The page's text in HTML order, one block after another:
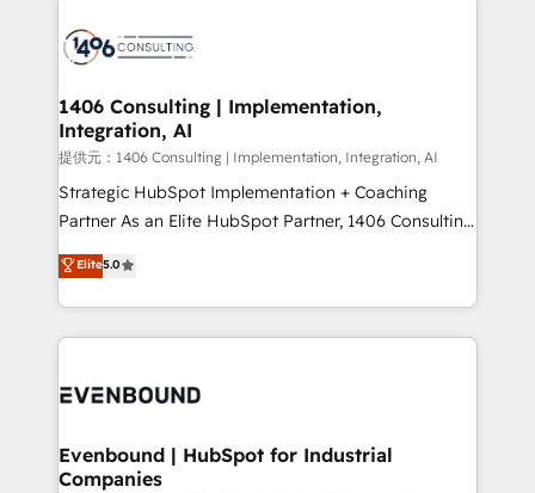
marketing automation to online and offline sales
allowing companies to optimize processes and meet
the needs of the customer. We are part of Impresoft
Group, a group of specialized and complementary
companies that divide their offer into 4
Competence Centers: Smart Manufacturing,
The synergies generated by these integrations,
together with the combination of talents, skills,
to accompany companies on their digital
1406 Consulting | Implementation,
Integration, AI
提供元：1406 Consulting | Implementation, Integration, AI
Strategic HubSpot Implementation + Coaching
Partner As an Elite HubSpot Partner, 1406 Consulting
helps mid-market revenue teams transform how
they sell, market, and serve. We don't just build your
HubSpot—we teach your team to own it, then stay
to help you keep winning. What We Do ⚙️ CRM
Data & Content 📈 Sales & Marketing Alignment +
Agent Creation 🔄 Custom Integrations & Data
Migration Why 1406 We become part of your team.
Elite5.0
Evenbound | HubSpot for Industrial
Companies